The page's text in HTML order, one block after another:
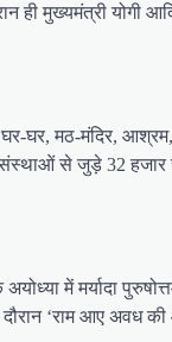
ही मुख्यमंत्री
घर, मठ-मंदिर,
संस्थाओं से जुड़े 32
में मर्यादा
दौरान ‘राम आए